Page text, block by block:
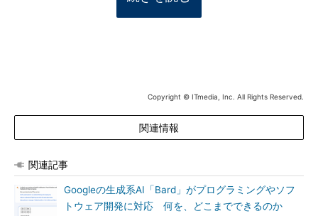
Copyright © ITmedia, Inc. All Rights Reserved.
関連情報
関連記事
Googleの生成系AI「Bard」がプログラミングやソフ
トウェア開発に対応 何を、どこまでできるのか